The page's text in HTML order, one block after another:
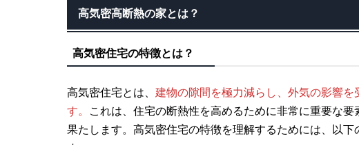
高気密高断熱の家とは？
高気密住宅の特徴とは？
高気密住宅とは、 建物の隙間を極力減らし、外気の影響
す。
これは、住宅の断熱性を高めるために非常に重要な
果たします。高気密住宅の特徴を理解するためには、以